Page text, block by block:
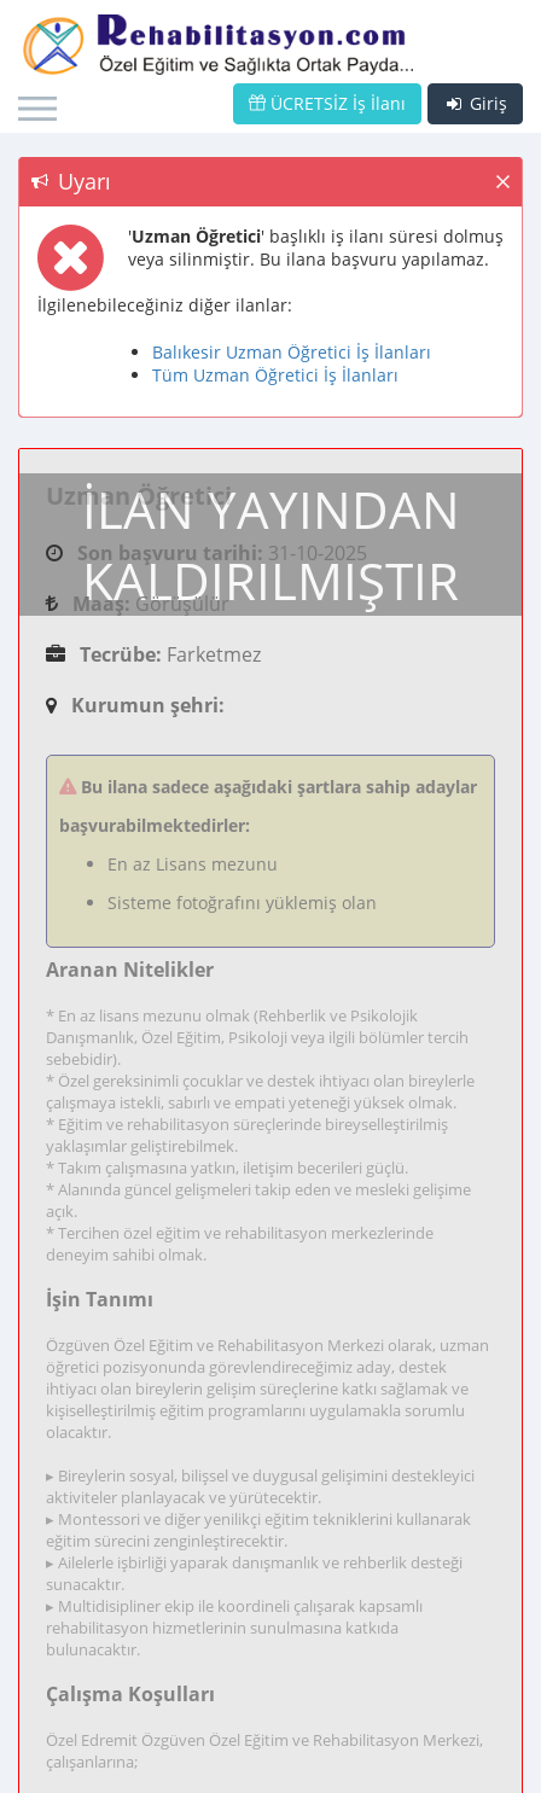
Giriş
ÜCRETSİZ İş İlanı
Uyarı
'Uzman Öğretici' başlıklı iş ilanı süresi dolmuş
veya silinmiştir. Bu ilana başvuru yapılamaz.
İlgilenebileceğiniz diğer ilanlar:
Balıkesir Uzman Öğretici İş İlanları
Tüm Uzman Öğretici İş İlanları
İLAN YAYINDAN
KALDIRILMIŞTIR
Uzman Öğretici
Son başvuru tarihi: 31-10-2025
Maaş: Görüşülür
Tecrübe: Farketmez
Kurumun şehri:
Bu ilana sadece aşağıdaki şartlara sahip adaylar
başvurabilmektedirler:
En az Lisans mezunu
Sisteme fotoğrafını yüklemiş olan
Aranan Nitelikler
* En az lisans mezunu olmak (Rehberlik ve Psikolojik
Danışmanlık, Özel Eğitim, Psikoloji veya ilgili bölümler tercih
sebebidir).
* Özel gereksinimli çocuklar ve destek ihtiyacı olan bireylerle
çalışmaya istekli, sabırlı ve empati yeteneği yüksek olmak.
* Eğitim ve rehabilitasyon süreçlerinde bireyselleştirilmiş
yaklaşımlar geliştirebilmek.
* Takım çalışmasına yatkın, iletişim becerileri güçlü.
* Alanında güncel gelişmeleri takip eden ve mesleki gelişime
açık.
* Tercihen özel eğitim ve rehabilitasyon merkezlerinde
deneyim sahibi olmak.
İşin Tanımı
Özgüven Özel Eğitim ve Rehabilitasyon Merkezi olarak, uzman
öğretici pozisyonunda görevlendireceğimiz aday, destek
ihtiyacı olan bireylerin gelişim süreçlerine katkı sağlamak ve
kişiselleştirilmiş eğitim programlarını uygulamakla sorumlu
olacaktır.
▸ Bireylerin sosyal, bilişsel ve duygusal gelişimini destekleyici
aktiviteler planlayacak ve yürütecektir.
▸ Montessori ve diğer yenilikçi eğitim tekniklerini kullanarak
eğitim sürecini zenginleştirecektir.
▸ Ailelerle işbirliği yaparak danışmanlık ve rehberlik desteği
sunacaktır.
▸ Multidisipliner ekip ile koordineli çalışarak kapsamlı
rehabilitasyon hizmetlerinin sunulmasına katkıda
bulunacaktır.
Çalışma Koşulları
Özel Edremit Özgüven Özel Eğitim ve Rehabilitasyon Merkezi,
çalışanlarına;